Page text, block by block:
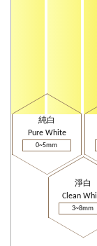
純白
Pure White
0~5mm
淨白
Clean
3~8mm